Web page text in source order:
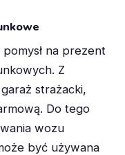
pomysł na prezent
Z
strażacki,
Do tego
wozu
być używana